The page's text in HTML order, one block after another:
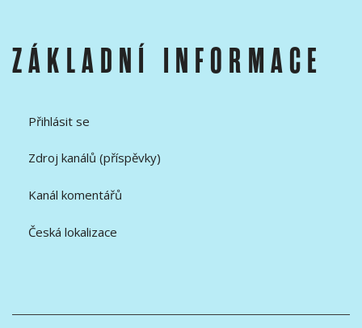
ZÁKLADNÍ INFORMACE
Přihlásit se
Zdroj kanálů (příspěvky)
Kanál komentářů
Česká lokalizace